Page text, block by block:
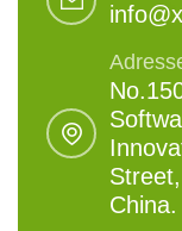
China.